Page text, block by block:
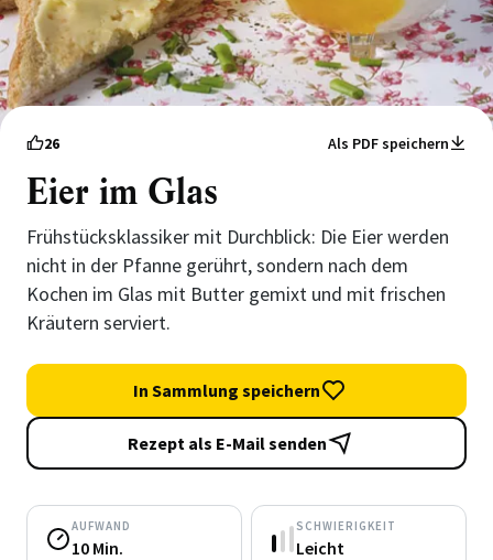
26 Als PDF speichern
Eier im Glas
Frühstücksklassiker mit Durchblick: Die Eier werden
nicht in der Pfanne gerührt, sondern nach dem
Kochen im Glas mit Butter gemixt und mit frischen
Kräutern serviert.
In Sammlung speichern
Rezept als E-Mail senden
AUFWAND
10 Min.
SCHWIERIGKEIT
Leicht